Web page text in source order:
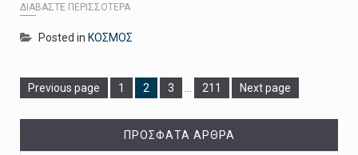
ΔΙΑΒΆΣΤΕ ΠΕΡΙΣΣΌΤΕΡΑ
Posted in ΚΟΣΜΟΣ
Previous page Page
1 Page
2 Page
3 Page
211 Next page
ΠΡΌΣΦΑΤΑ ΆΡΘΡΑ